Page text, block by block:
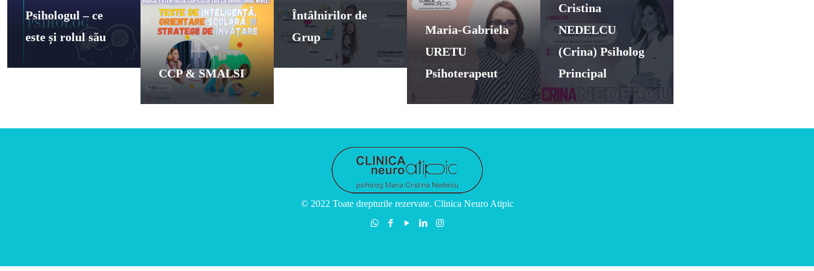
Psihologul – ce
este și rolul său
CCP & SMALSI
Întâlnirilor de
Grup
Maria-Gabriela
URETU
Psihoterapeut
Cristina
NEDELCU
(Crina) Psiholog
Principal
© 2022 Toate drepturile rezervate. Clinica Neuro Atipic